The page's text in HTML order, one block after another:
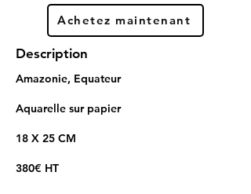
Achetez maintenant
Description
Amazonie, Equateur
Aquarelle sur papier
18 X 25 CM
380€ HT